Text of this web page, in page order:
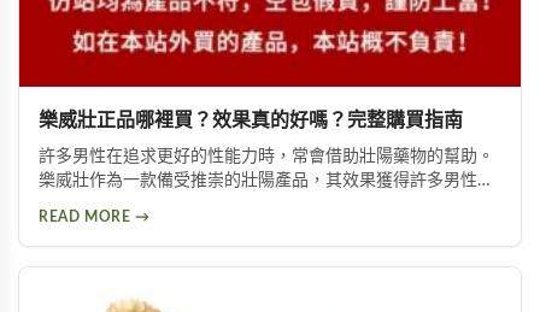
樂威壯正品哪裡買？效果真的好嗎？完整購買指南
許多男性在追求更好的性能力時，常會借助壯陽藥物的幫助。
樂威壯作為一款備受推崇的壯陽產品，其效果獲得許多男性朋
READ MORE →